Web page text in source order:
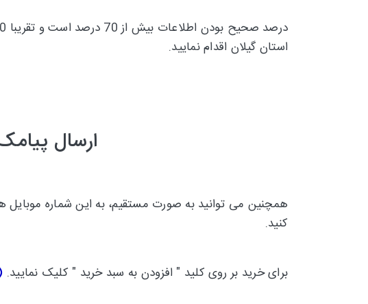
درصد صحیح بودن اطلاعات بیش از 70 درصد است و تقریبا 30 درصد
استان گیلان اقدام نمایید.
ارسال
همچنین می توانید به صورت مستقیم، به این شماره موبایل
کنید.
برای خرید بر روی کلید " افزودن به سبد خرید " کلیک نمایید.